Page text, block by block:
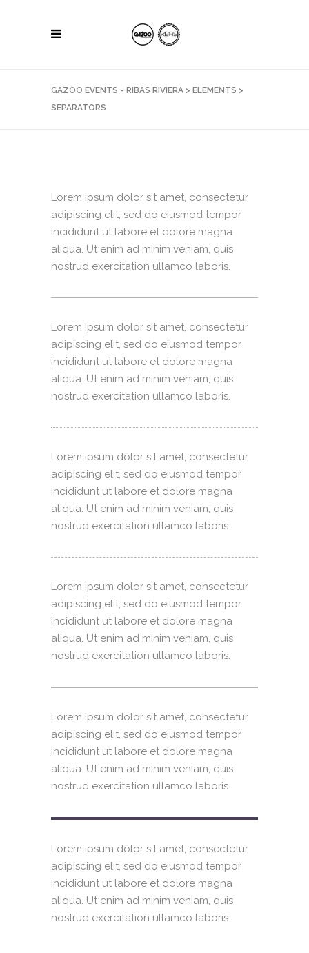
GAZOO EVENTS - RIBAS RIVIERA > ELEMENTS >
SEPARATORS
Lorem ipsum dolor sit amet, consectetur
adipiscing elit, sed do eiusmod tempor
incididunt ut labore et dolore magna
aliqua. Ut enim ad minim veniam, quis
nostrud exercitation ullamco laboris.
Lorem ipsum dolor sit amet, consectetur
adipiscing elit, sed do eiusmod tempor
incididunt ut labore et dolore magna
aliqua. Ut enim ad minim veniam, quis
nostrud exercitation ullamco laboris.
Lorem ipsum dolor sit amet, consectetur
adipiscing elit, sed do eiusmod tempor
incididunt ut labore et dolore magna
aliqua. Ut enim ad minim veniam, quis
nostrud exercitation ullamco laboris.
Lorem ipsum dolor sit amet, consectetur
adipiscing elit, sed do eiusmod tempor
incididunt ut labore et dolore magna
aliqua. Ut enim ad minim veniam, quis
nostrud exercitation ullamco laboris.
Lorem ipsum dolor sit amet, consectetur
adipiscing elit, sed do eiusmod tempor
incididunt ut labore et dolore magna
aliqua. Ut enim ad minim veniam, quis
nostrud exercitation ullamco laboris.
Lorem ipsum dolor sit amet, consectetur
adipiscing elit, sed do eiusmod tempor
incididunt ut labore et dolore magna
aliqua. Ut enim ad minim veniam, quis
nostrud exercitation ullamco laboris.